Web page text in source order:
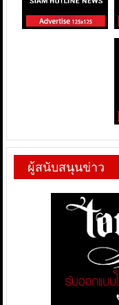
ผู้สนับสนุนข่าว